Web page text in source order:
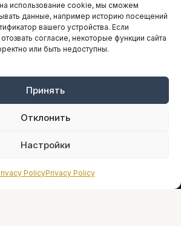
использование cookie, мы сможем
данные, например историю посещений
вашего устройства. Если
согласие, некоторые функции сайта
или быть недоступны.
Принять
Отклонить
Настройки
PolicyPrivacy Policy
ENGLISH